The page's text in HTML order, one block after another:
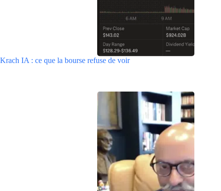
Krach IA : ce que la bourse refuse de voir